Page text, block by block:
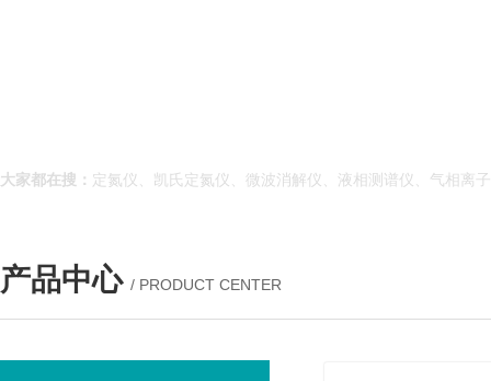
大家都在搜： 定氮仪、凯氏定氮仪、微波消解仪、液相测谱仪、气相
产品中心 / PRODUCT CENTER